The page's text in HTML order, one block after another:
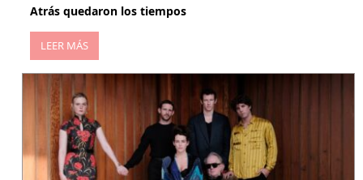
Atrás quedaron los tiempos
LEER MÁS